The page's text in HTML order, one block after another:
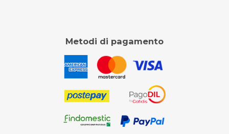
Metodi di pagamento